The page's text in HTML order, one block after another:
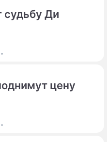
судьбу Ди
цену